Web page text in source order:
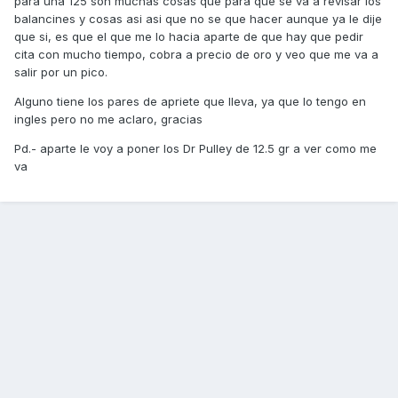
balancines y cosas asi asi que no se que hacer aunque ya le dije
que si, es que el que me lo hacia aparte de que hay que pedir
cita con mucho tiempo, cobra a precio de oro y veo que me va a
salir por un pico.
Alguno tiene los pares de apriete que lleva, ya que lo tengo en
ingles pero no me aclaro, gracias
Pd.- aparte le voy a poner los Dr Pulley de 12.5 gr a ver como me
va